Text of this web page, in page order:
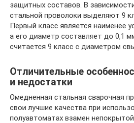
защитных составов. В
стальной проволоки выделяют 9
Первый класс является наименее
а его диаметр составляет до 0,1
считается 9 класс с диаметром
Отличительные
и недостатки
Омедненная стальная сварочная
свои лучшие качества при
полуавтоматах взамен